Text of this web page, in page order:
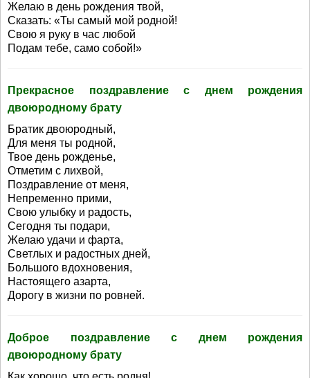
Желаю в день рождения твой,
Сказать: «Ты самый мой родной!
Свою я руку в час любой
Подам тебе, само собой!»
Прекрасное поздравление с днем рождения
двоюродному брату
Братик двоюродный,
Для меня ты родной,
Твое день рожденье,
Отметим с лихвой,
Поздравление от меня,
Непременно прими,
Свою улыбку и радость,
Сегодня ты подари,
Желаю удачи и фарта,
Светлых и радостных дней,
Большого вдохновения,
Настоящего азарта,
Дорогу в жизни по ровней.
Доброе поздравление с днем рождения
двоюродному брату